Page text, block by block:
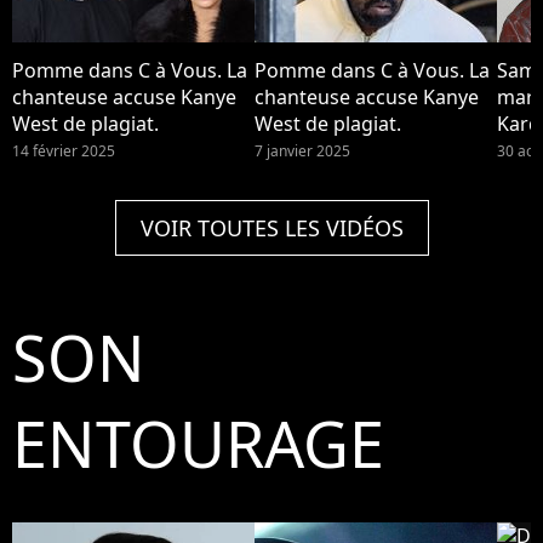
Pomme dans C à Vous. La
chanteuse accuse Kanye
West de plagiat.
14 février 2025
Pomme dans C à Vous. La
chanteuse accuse Kanye
West de plagiat.
7 janvier 2025 30
VOIR TOUTES LES VIDÉOS
SON
ENTOURAGE